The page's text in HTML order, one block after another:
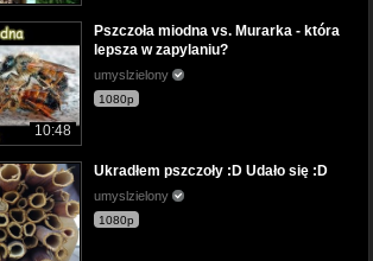
10:48
Pszczoła miodna vs. Murarka - która
lepsza w zapylaniu?
umyslzielony
1080p
Ukradłem pszczoły :D Udało się :D
umyslzielony
1080p